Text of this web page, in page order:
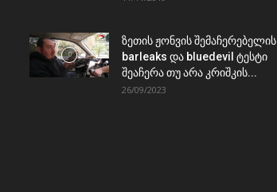
ზეთის ჟონვის შემაჩერებელის
barleaks და bluedevil ტესტი
შეაჩერა თუ არა კრიშკის...
26/09/2023